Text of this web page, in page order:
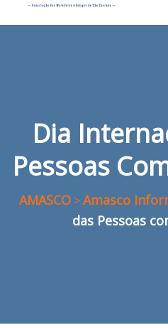
Dia
Pessoas
AMASCO>Amasco
das Pessoas